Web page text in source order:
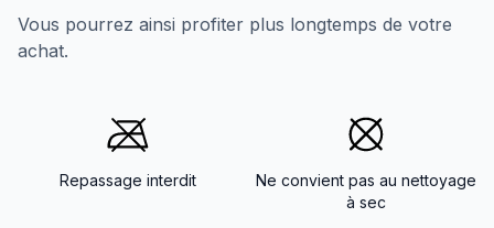
Vous pourrez ainsi profiter plus longtemps de votre
achat.
Repassage interdit
Ne convient pas au nettoyage
à sec